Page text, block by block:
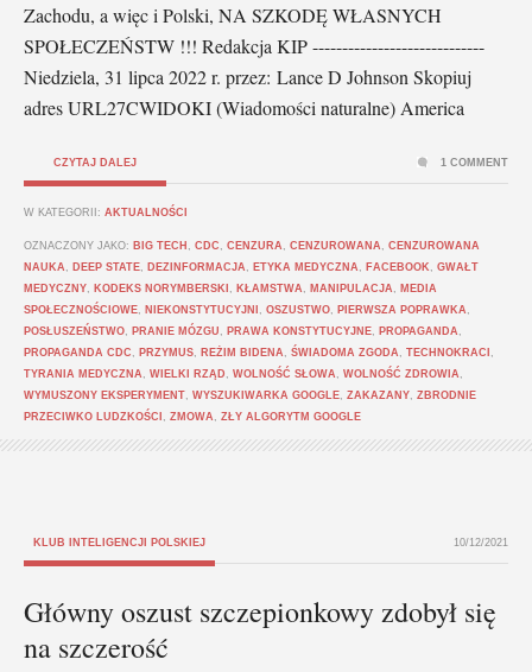
Zachodu, a więc i Polski, NA SZKODĘ WŁASNYCH
SPOŁECZEŃSTW !!! Redakcja KIP -----------------------------
Niedziela, 31 lipca 2022 r. przez: Lance D Johnson Skopiuj
adres URL27CWIDOKI (Wiadomości naturalne) America
CZYTAJ DALEJ
W KATEGORII: AKTUALNOŚCI
OZNACZONY JAKO: BIG TECH CDC CENZURA CENZUROWANA
CENZUROWANA
NAUKA
DEEP STATE DEZINFORMACJA ETYKA MEDYCZNA FACEBOOK
GWAŁT
MEDYCZNY
KODEKS NORYMBERSKI KŁAMSTWA MANIPULACJA
MEDIA
SPOŁECZNOŚCIOWE
NIEKONSTYTUCYJNI OSZUSTWO PIERWSZA POPRAWKA
POSŁUSZEŃSTWO
PRANIE MÓZGU PRAWA KONSTYTUCYJNE PROPAGANDA
PROPAGANDA CDC
PRZYMUS REŻIM BIDENA ŚWIADOMA ZGODA TECHNOKRACI
TYRANIA MEDYCZNA
WIELKI RZĄD WOLNOŚĆ SŁOWA WOLNOŚĆ ZDROWIA
WYMUSZONY EKSPERYMENT WYSZUKIWARKA GOOGLE ZAKAZANY ZBRODNIE
PRZECIWKO LUDZKOŚCI
ZMOWA ZŁY ALGORYTM GOOGLE
1 COMMENT
KLUB INTELIGENCJI POLSKIEJ 10/12/2021
Główny oszust szczepionkowy zdobył się
na szczerość